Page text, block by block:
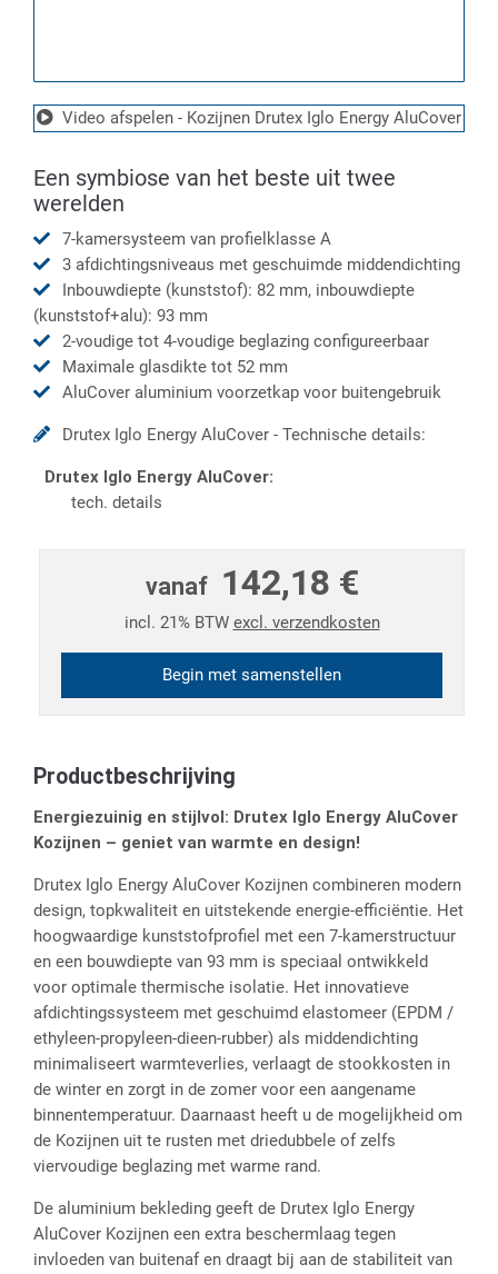
Video afspelen - Kozijnen Drutex Iglo Energy AluCover
Een symbiose van het beste uit twee
werelden
7-kamersysteem van profielklasse A
3 afdichtingsniveaus met geschuimde middendichting
Inbouwdiepte (kunststof): 82 mm, inbouwdiepte
(kunststof+alu): 93 mm
2-voudige tot 4-voudige beglazing configureerbaar
Maximale glasdikte tot 52 mm
AluCover aluminium voorzetkap voor buitengebruik
Drutex Iglo Energy AluCover - Technische details:
Drutex Iglo Energy AluCover:
tech. details
vanaf 142,18 €
incl. 21% BTW excl. verzendkosten
Begin met samenstellen
Productbeschrijving
Energiezuinig en stijlvol: Drutex Iglo Energy AluCover
Kozijnen – geniet van warmte en design!
Drutex Iglo Energy AluCover Kozijnen combineren modern
design, topkwaliteit en uitstekende energie-efficiëntie. Het
hoogwaardige kunststofprofiel met een 7-kamerstructuur
en een bouwdiepte van 93 mm is speciaal ontwikkeld
voor optimale thermische isolatie. Het innovatieve
afdichtingssysteem met geschuimd elastomeer (EPDM /
ethyleen-propyleen-dieen-rubber) als middendichting
minimaliseert warmteverlies, verlaagt de stookkosten in
de winter en zorgt in de zomer voor een aangename
binnentemperatuur. Daarnaast heeft u de mogelijkheid om
de Kozijnen uit te rusten met driedubbele of zelfs
viervoudige beglazing met warme rand.
De aluminium bekleding geeft de Drutex Iglo Energy
AluCover Kozijnen een extra beschermlaag tegen
invloeden van buitenaf en draagt bij aan de stabiliteit van